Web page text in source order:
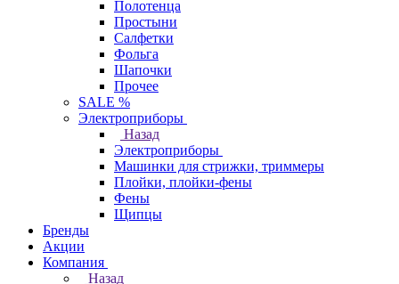
Полотенца
Простыни
Салфетки
Фольга
Шапочки
Прочее
SALE %
Электроприборы
Назад
Электроприборы
Машинки для стрижки, триммеры
Плойки, плойки-фены
Фены
Щипцы
Бренды
Акции
Компания
Назад